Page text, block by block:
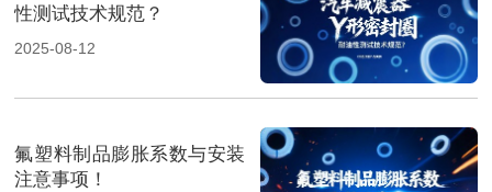
性测试技术规范？
2025-08-12
氟塑料制品膨胀系数与安装
注意事项！